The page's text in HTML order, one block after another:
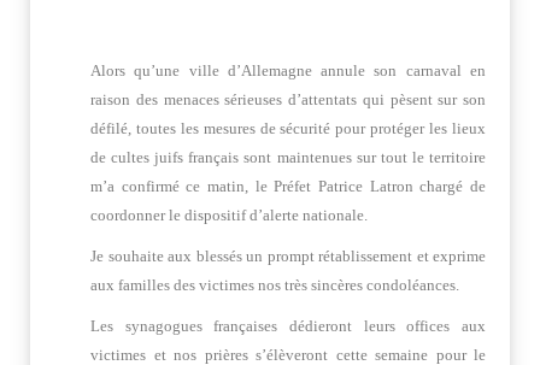
Alors qu’une ville d’Allemagne annule son carnaval en
raison des menaces sérieuses d’attentats qui pèsent sur son
défilé, toutes les mesures de sécurité pour protéger les lieux
de cultes juifs français sont maintenues sur tout le territoire
m’a confirmé ce matin, le Préfet Patrice Latron chargé de
coordonner le dispositif d’alerte nationale.
Je souhaite aux blessés un prompt rétablissement et exprime
aux familles des victimes nos très sincères condoléances.
Les synagogues françaises dédieront leurs offices aux
victimes et nos prières s’élèveront cette semaine pour le